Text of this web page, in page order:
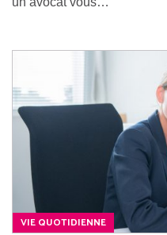
VIE QUOTIDIENNE